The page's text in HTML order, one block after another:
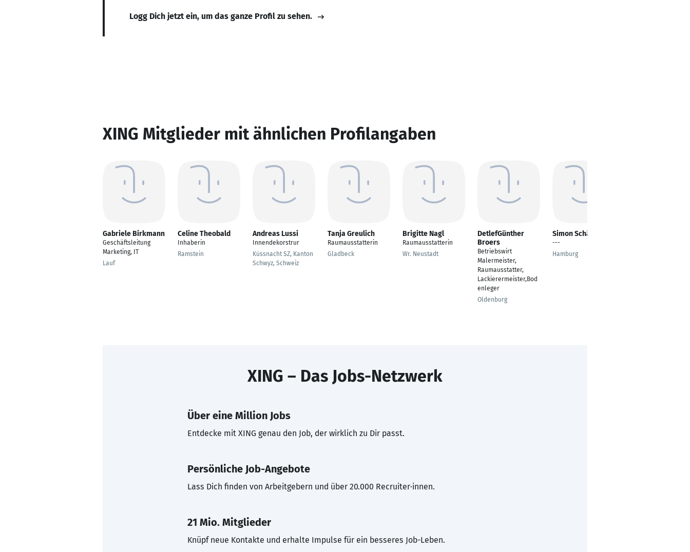
Logg Dich jetzt ein, um das ganze Profil zu sehen.
XING Mitglieder mit ähnlichen Profilangaben
Gabriele Birkmann
Geschäftsleitung
Marketing, IT
Lauf
Celine Theobald
Inhaberin
Ramstein
Andreas Lussi
Innendekorstrur
Küssnacht SZ, Kanton
Schwyz, Schweiz
Tanja Greulich
Raumausstatterin
Gladbeck
Brigitte Nagl
Raumausstatterin
Wr. Neustadt
DetlefGünther
Broers
Betriebswirt
Malermeister,
Raumausstatter,
Lackierermeister,Bod
enleger
Oldenburg
Simon Schächer
---
Hamburg
XING – Das Jobs-Netzwerk
Über eine Million Jobs
Entdecke mit XING genau den Job, der wirklich zu Dir passt.
Persönliche Job-Angebote
Lass Dich finden von Arbeitgebern und über 20.000 Recruiter·innen.
21 Mio. Mitglieder
Knüpf neue Kontakte und erhalte Impulse für ein besseres Job-Leben.